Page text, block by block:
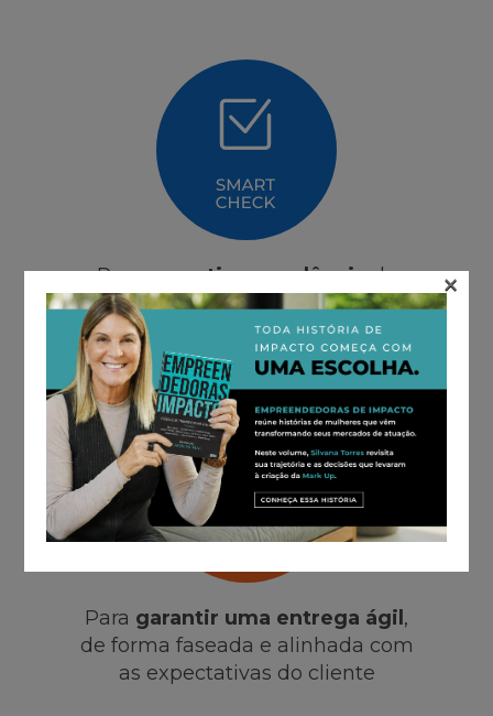
Paragarantir a excelênciado
projeto
Para garantir uma entrega ágil ,
de forma faseada e alinhada com
as expectativas do cliente
×